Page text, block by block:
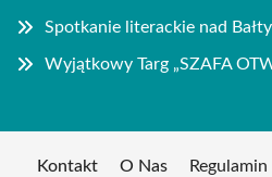
Spotkanie literackie nad
Wyjątkowy Targ „SZAFA
Kontakt O Nas Regulamin